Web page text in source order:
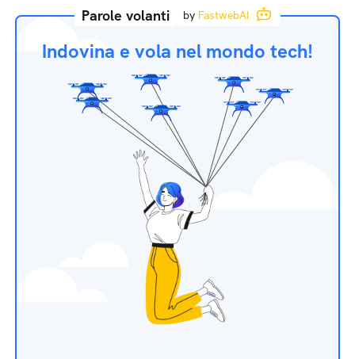
Parole volanti by FastwebAI
Indovina e vola nel mondo tech!